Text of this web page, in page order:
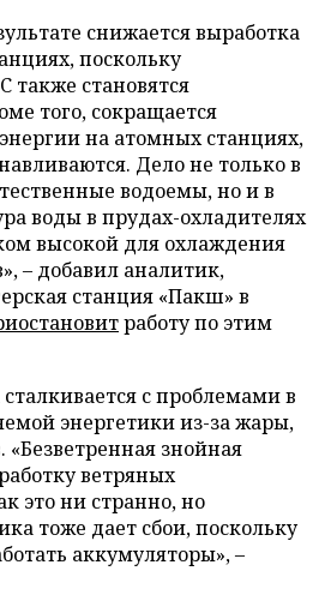
снижается выработка
поскольку
также становятся
того, сокращается
на атомных станциях,
Дело не только в
водоемы, но и в
воды в прудах-охладителях
высокой для охлаждения
– добавил аналитик,
станция «Пакш» в
работу по этим
с проблемами в
энергетики из-за жары,
знойная
ветряных
это ни странно, но
тоже дает сбои, поскольку
аккумуляторы», –